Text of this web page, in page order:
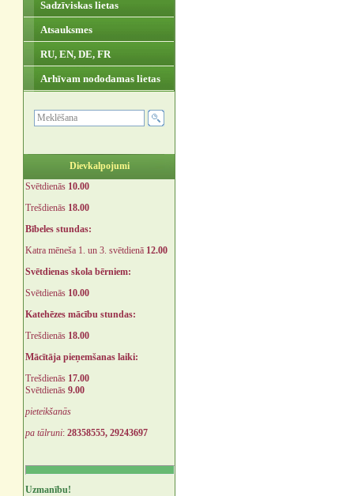
Sadzīviskas lietas
Atsauksmes
RU, EN, DE, FR
Arhīvam nododamas lietas
Dievkalpojumi
Svētdienās 10.00
Trešdienās 18.00
Bībeles stundas:
Katra mēneša 1. un 3. svētdienā 12.00
Svētdienas skola bērniem:
Svētdienās 10.00
Katehēzes mācību stundas:
Trešdienās 18.00
Mācītāja pieņemšanas laiki:
Trešdienās 17.00
Svētdienās 9.00
pieteikšanās
pa tālruni: 28358555, 29243697
Uzmanību!